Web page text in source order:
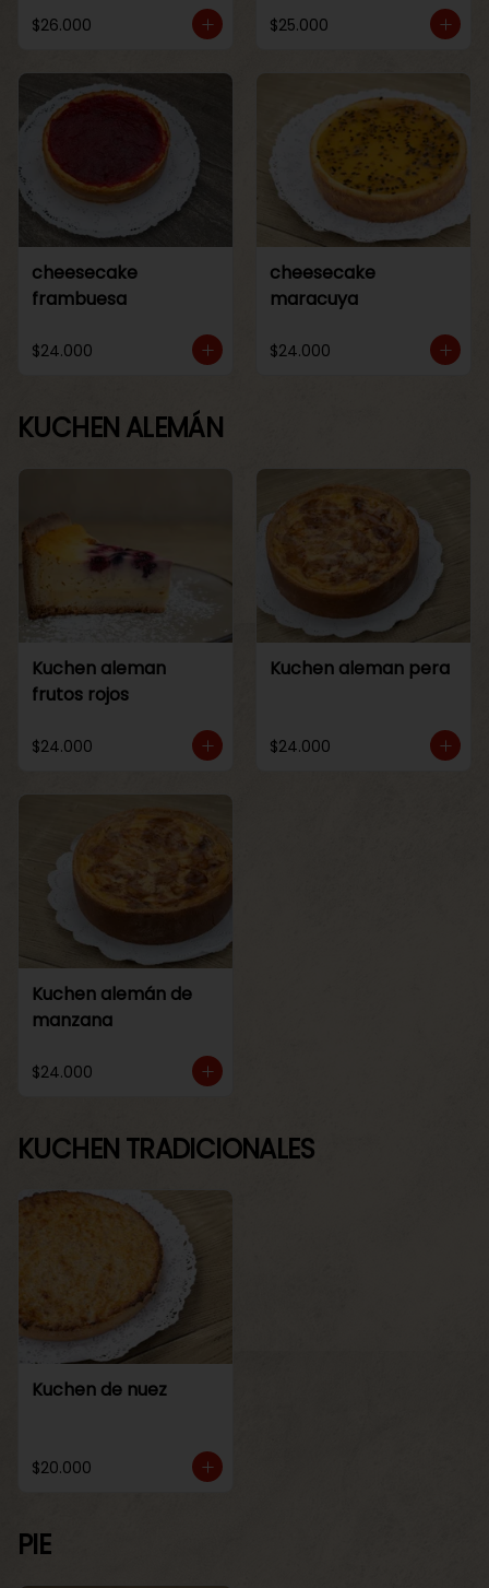
$26.000 $25.000
cheesecake
frambuesa
$24.000
cheesecake
maracuya
$24.000
KUCHEN ALEMÁN
Kuchen aleman
frutos rojos
$24.000
Kuchen aleman pera
$24.000
Kuchen alemán de
manzana
$24.000
KUCHEN TRADICIONALES
Kuchen de nuez
$20.000
PIE